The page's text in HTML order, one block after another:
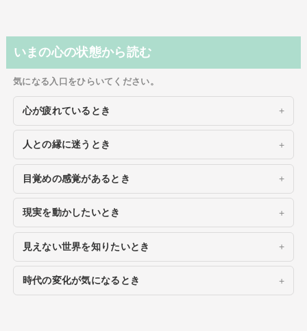
いまの心の状態から読む
気になる入口をひらいてください。
心が疲れているとき
人との縁に迷うとき
目覚めの感覚があるとき
現実を動かしたいとき
見えない世界を知りたいとき
時代の変化が気になるとき